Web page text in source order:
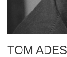
TOM ADES